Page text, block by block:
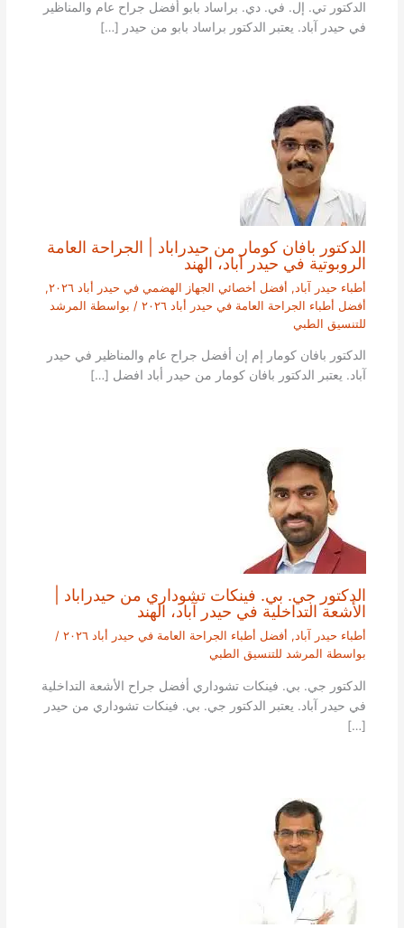
الدكتور تي. إل. في. دي. براساد بابو أفضل جراح عام والمناظير
في حيدر آباد. يعتبر الدكتور براساد بابو من حيدر […]
الدكتور بافان كومار من حيدراباد | الجراحة العامة
الروبوتية في حيدر آباد، الهند
أطباء حيدر آباد , أفضل أخصائي الجهاز الهضمي في حيدر أباد ٢٠٢٦
,
أفضل أطباء الجراحة العامة في حيدر أباد ٢٠٢٦
/ بواسطة المرشد
للتنسيق الطبي
الدكتور بافان كومار إم إن أفضل جراح عام والمناظير في حيدر
آباد. يعتبر الدكتور بافان كومار من حيدر أباد افضل […]
الدكتور جي. بي. فينكات تشوداري من حيدراباد |
الأشعة التداخلية في حيدر آباد، الهند
أطباء حيدر آباد, أفضل أطباء الجراحة العامة في حيدر أباد ٢٠٢٦
/
بواسطة المرشد للتنسيق الطبي
الدكتور جي. بي. فينكات تشوداري أفضل جراح الأشعة التداخلية
في حيدر آباد. يعتبر الدكتور جي. بي. فينكات تشوداري من حيدر
[…]